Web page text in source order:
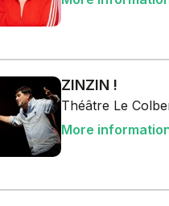
ZINZIN !
Théâtre Le
More